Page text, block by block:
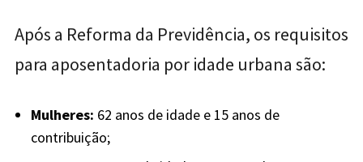
Após a Reforma da Previdência, os requisitos
para aposentadoria por idade urbana são:
Mulheres: 62 anos de idade e 15 anos de
contribuição;